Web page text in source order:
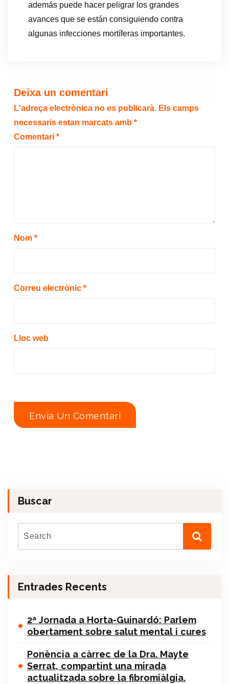
además puede hacer peligrar los grandes
avances que se están consiguiendo contra
algunas infecciones mortíferas importantes.
Deixa un comentari
L'adreça electrònica no es publicarà. Els camps
necessaris estan marcats amb *
Comentari *
Nom *
Correu electrònic *
Lloc web
Buscar
Entrades Recents
2ª Jornada a Horta-Guinardó: Parlem
obertament sobre salut mental i cures
Ponència a càrrec de la Dra. Mayte
Serrat, compartint una mirada
actualitzada sobre la fibromiàlgia.